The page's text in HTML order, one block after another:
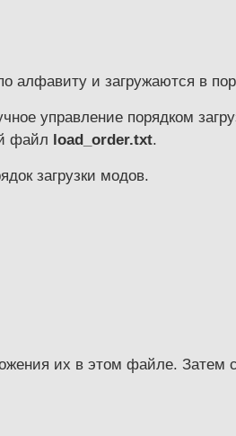
алфавиту и загружаются в
управление порядком
файл load_order.txt.
загрузки модов.
их в этом файле. Затем